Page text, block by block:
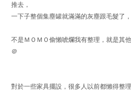
推去，
一下子整個集塵罐就滿滿的灰塵跟毛髮了
不是ＭＯＭＯ偷懶唬爛我有整理，就是其
＠
對於一些家具擺設，很多人以前都懶得整